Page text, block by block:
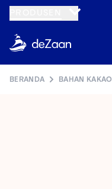
BERANDA BAHAN KAKAO